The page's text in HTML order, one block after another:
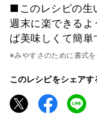
■このレシピの生
週末に楽できるよ
ば美味しくて簡単
※みやすさのために書式を
このレシピをシェアす